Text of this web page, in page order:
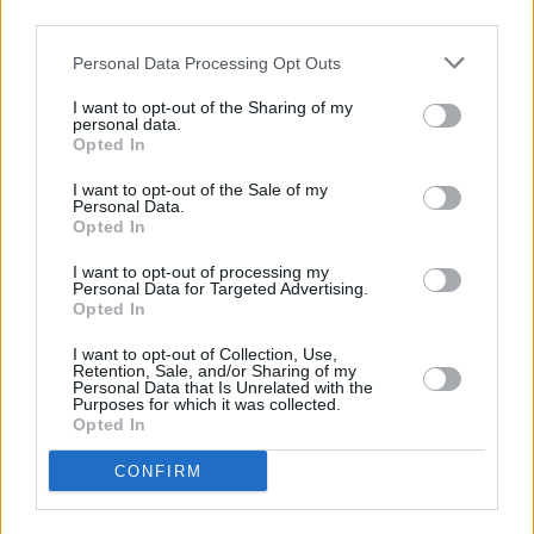
Personal Data Processing Opt Outs
I want to opt-out of the Sharing of my
personal data.
Opted In
I want to opt-out of the Sale of my
Personal Data.
Opted In
I want to opt-out of processing my
Personal Data for Targeted Advertising.
Opted In
I want to opt-out of Collection, Use,
Retention, Sale, and/or Sharing of my
Personal Data that Is Unrelated with the
Purposes for which it was collected.
Opted In
CONFIRM
Ετικέτες Κασσελάκης
facebook
Ακολουθήστε το Sofokleousin.gr στο
και μάθετε πρώτοι όλες τις ειδήσεις
ΣΧΕΤΙΚΆ ΆΡΘΡΑ
ΥΠΑΑΤ: Δημοσιεύθηκε το ΦΕΚ